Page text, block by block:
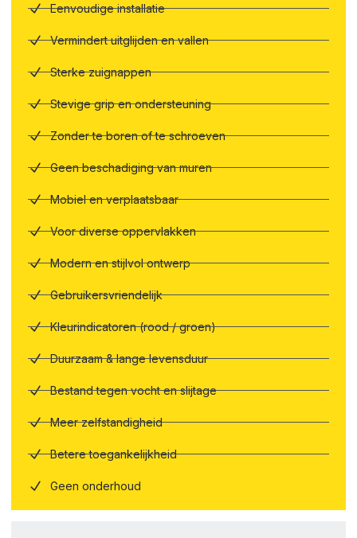
Eenvoudige installatie
Vermindert uitglijden en vallen
Sterke zuignappen
Stevige grip en ondersteuning
Zonder te boren of te schroeven
Geen beschadiging van muren
Mobiel en verplaatsbaar
Voor diverse oppervlakken
Modern en stijlvol ontwerp
Gebruikersvriendelijk
Kleurindicatoren (rood / groen)
Duurzaam & lange levensduur
Bestand tegen vocht en slijtage
Meer zelfstandigheid
Betere toegankelijkheid
Geen onderhoud